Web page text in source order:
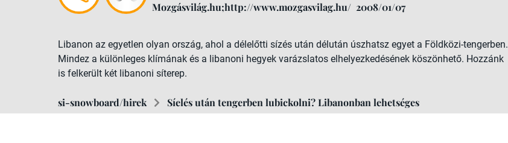
Mozgásvilág.hu;http://www.mozgasvilag.hu/ 2008/01/07
Libanon az egyetlen olyan ország, ahol a délelőtti sízés után délután úszhatsz egyet a Földközi-tengerben.
Mindez a különleges klímának és a libanoni hegyek varázslatos elhelyezkedésének köszönhető. Hozzánk
is felkerült két libanoni síterep.
si-snowboard/hirek Síelés után tengerben lubickolni? Libanonban lehetséges